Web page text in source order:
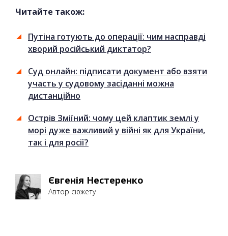
Читайте також:
Путіна готують до операції: чим насправді
хворий російський диктатор?
Суд онлайн: підписати документ або взяти
участь у судовому засіданні можна
дистанційно
Острів Зміїний: чому цей клаптик землі у
морі дуже важливий у війні як для України,
так і для росії?
Євгенія Нестеренко
Автор сюжету